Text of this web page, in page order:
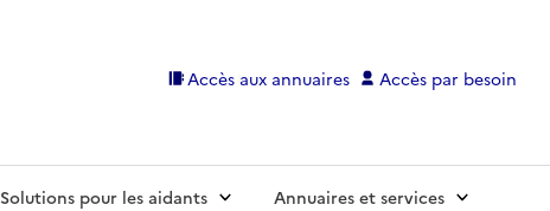
Accès aux annuaires Accès par besoin
Solutions pour les aidants Annuaires et services